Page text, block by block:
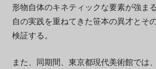
形物自体のキネティックな要素が強ま
自の実践を重ねてきた笹本の異才とそ
検証する。
また、同期間、東京都現代美術館では